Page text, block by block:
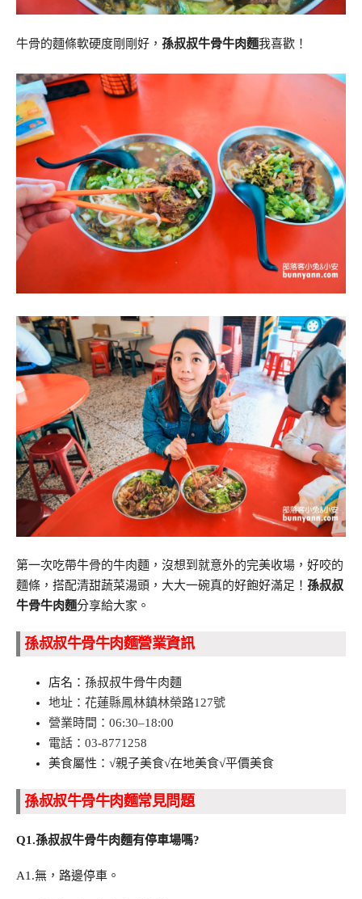
牛骨的麵條軟硬度剛剛好， 孫叔叔牛骨牛肉麵我喜歡！
第一次吃帶牛骨的牛肉麵，沒想到就意外的完美收場，好咬的
麵條，搭配清甜蔬菜湯頭，大大一碗真的好飽好滿足！ 孫叔叔
牛骨牛肉麵分享給大家。
孫叔叔牛骨牛肉麵營業資訊
店名：孫叔叔牛骨牛肉麵
地址 ：花蓮縣鳳林鎮林榮路127號
營業時間 ：06:30–18:00
電話 ：03-8771258
美食屬性：√親子美食√在地美食√平價美食
孫叔叔牛骨牛肉麵常見問題
Q1.孫叔叔牛骨牛肉麵有停車場嗎?
A1.無，路邊停車。